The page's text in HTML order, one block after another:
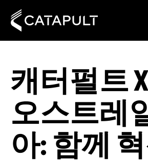
캐터펄트 X
오스트레
아: 함께